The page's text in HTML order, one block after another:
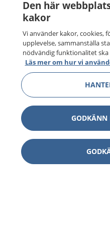
Den här
kakor
Vi använder kakor, cookies,
upplevelse, sammanställa
nödvändig funktionalitet
Läs mer om hur vi
GODKÄNN